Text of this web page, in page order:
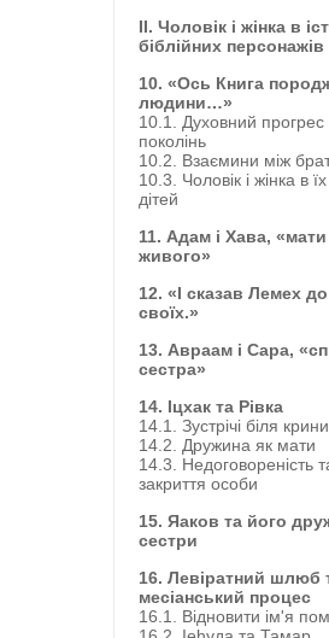
II. Чоловік і жінка в
біблійних персонажів
10. «Ось Книга
людини…»
10.1. Духовний прогрес
поколінь
10.2. Взаємини між
10.3. Чоловік і жінка в
дітей
11. Адам і Хава,
живого»
12. «І сказав Лемех
своїх.»
13. Авраам і Сара,
сестра»
14. Іцхак та Рівка
14.1. Зустрічі біля
14.2. Дружина як мати
14.3. Недоговореність
закриття особи
15. Яаков та його
сестри
16. Левіратний шлюб
месіанський процес
16.1. Відновити ім'я